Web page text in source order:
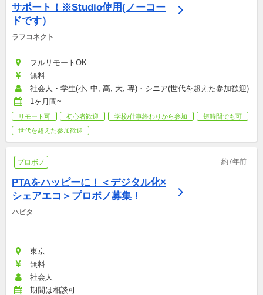
サポート！※Studio使用(ノーコー
ドです）
ラフコネクト
フルリモートOK
無料
社会人・学生(小, 中, 高, 大, 専)・シニア(世代を超えた参加歓迎)
1ヶ月間~
リモート可 初心者歓迎 学校/仕事終わりから参加
短時間でも可
世代を超えた参加歓迎
プロボノ 約7年前
PTAをハッピーに！＜デジタル化×
シェアエコ＞プロボノ募集！
ハピタ
東京
無料
社会人
期間は相談可